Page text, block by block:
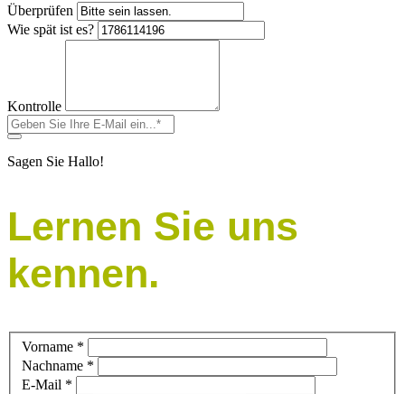
Überprüfen
Wie spät ist es?
Kontrolle
Sagen Sie Hallo!
Lernen Sie uns
kennen.
Vorname *
Nachname *
E-Mail *